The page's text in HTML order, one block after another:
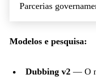
Parcerias
Modelos e pesquisa:
Dubbing v2 — O